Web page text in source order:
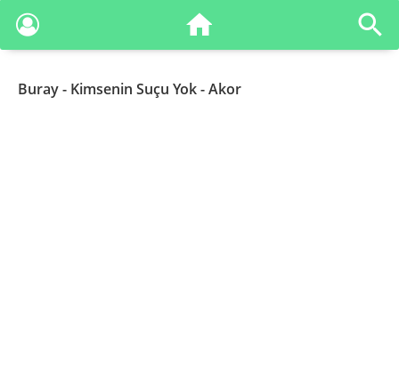
Buray- Kimsenin Suçu Yok - Akor